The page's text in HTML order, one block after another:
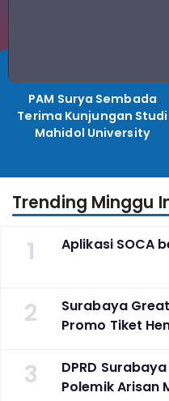
PAM Surya Sembada
Terima Kunjungan Studi
Mahidol University
Trending Minggu
1 Aplikasi SOCA
2
Surabaya
Promo Tiket
3
DPRD
Polemik Arisan